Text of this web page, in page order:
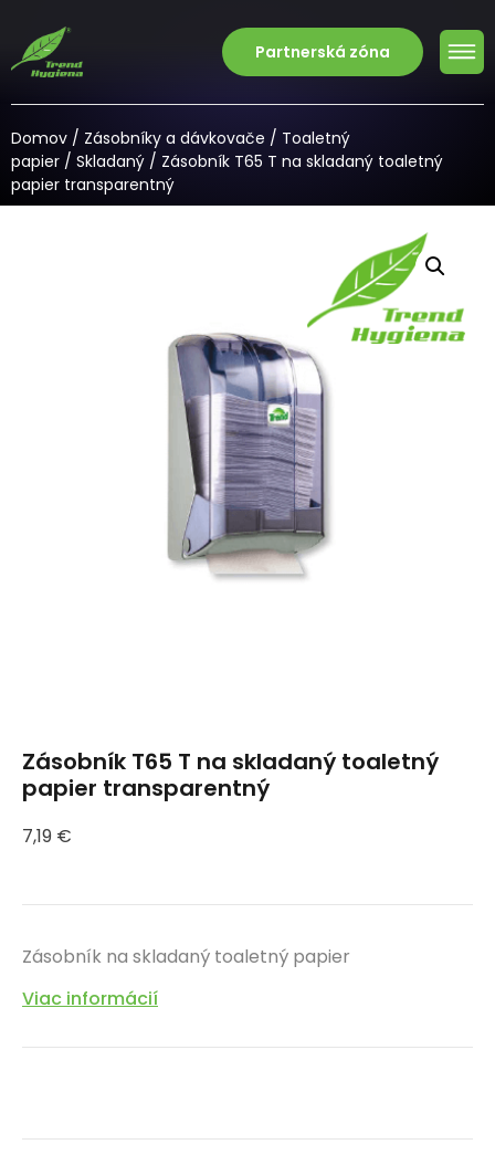
Partnerská zóna
Domov / Zásobníky a dávkovače / Toaletný
papier / Skladaný / Zásobník T65 T na skladaný toaletný
papier transparentný
Zásobník T65 T na skladaný toaletný
papier transparentný
7,19 €
Zásobník na skladaný toaletný papier
Viac informácií